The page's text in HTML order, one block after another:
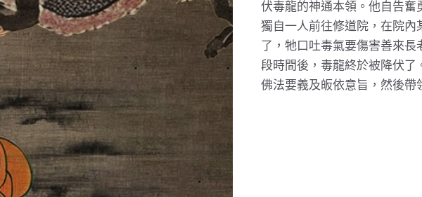
伏毒龍的神通本領。他自告奮
獨自一人前往修道院，在院
了，牠口吐毒氣要傷害善來
段時間後，毒龍終於被降伏了
佛法要義及皈依意旨，然後帶